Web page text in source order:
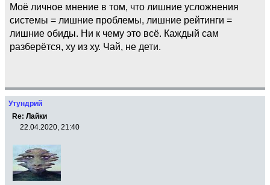
Моё личное мнение в том, что лишние усложнения
системы = лишние проблемы, лишние рейтинги =
лишние обиды. Ни к чему это всё. Каждый сам
разберётся, ху из ху. Чай, не дети.
Утундрий
Re: Лайки
22.04.2020, 21:40